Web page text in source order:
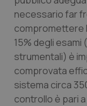
Piemonte
Provincia
Provincia
Puglia
HIV
Infezioni &
Malattie
necessario far
compromettere
15% degli
strumentali) è
comprovata
sistema circa
controllo è pari